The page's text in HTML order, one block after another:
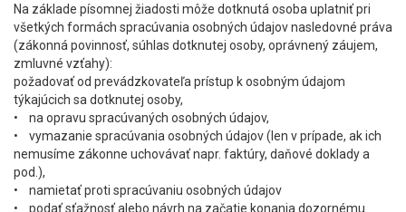
Na základe písomnej žiadosti môže dotknutá osoba uplatniť pri
všetkých formách spracúvania osobných údajov nasledovné práva
(zákonná povinnosť, súhlas dotknutej osoby, oprávnený záujem,
zmluvné vzťahy):
požadovať od prevádzkovateľa prístup k osobným údajom
týkajúcich sa dotknutej osoby,
• na opravu spracúvaných osobných údajov,
• vymazanie spracúvania osobných údajov (len v prípade, ak ich
nemusíme zákonne uchovávať napr. faktúry, daňové doklady a
pod.),
• namietať proti spracúvaniu osobných údajov
• podať sťažnosť alebo návrh na začatie konania dozornému